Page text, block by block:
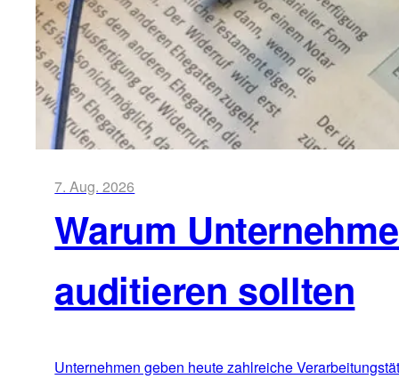
7. Aug. 2026
Warum
auditieren sollten
Unternehmen geben heute zahlreiche